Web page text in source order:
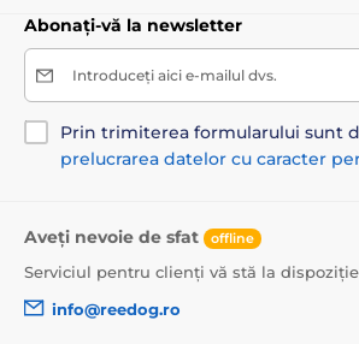
Specificațiile tehnice pot fi modificate
expresă. Imaginile au doar caracter
Produsul este inclus în
De la 0 la 300 de metri
1001 până la 1500 de metri
Sonore
Abonați-vă la newsletter
Introduceți aici e-mailul dvs.
Prin trimiterea formularului sunt
prelucrarea datelor cu caracter
Aveți nevoie de sfat offline
Serviciul pentru clienți vă stă la dispoziție
info@reedog.ro